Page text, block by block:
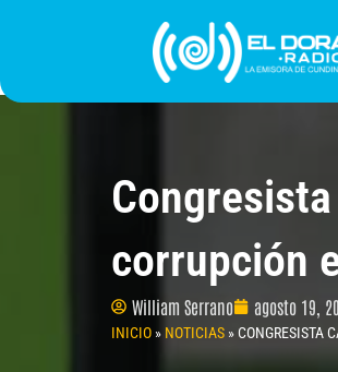
corrupción
William Serrano agosto 19,
INICIO » NOTICIAS »CONGRESISTA